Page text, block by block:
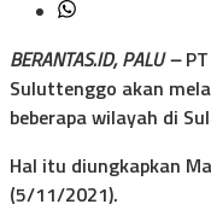
BERANTAS.ID, PALU –PT
Suluttenggo akan
beberapa wilayah di
Hal itu diungkapkan
(5/11/2021).